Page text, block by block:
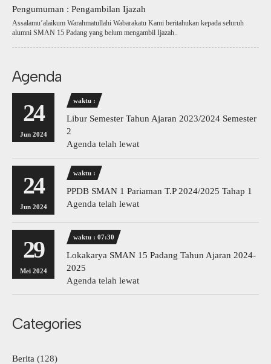
Pengumuman : Pengambilan Ijazah
Assalamu’alaikum Warahmatullahi Wabarakatu Kami beritahukan kepada seluruh
alumni SMAN 15 Padang yang belum mengambil Ijazah..
Agenda
24
Jun 2024
waktu :
Libur Semester Tahun Ajaran 2023/2024 Semester
2
Agenda telah lewat
24
Jun 2024
waktu :
PPDB SMAN 1 Pariaman T.P 2024/2025 Tahap 1
Agenda telah lewat
29
Mei 2024
waktu : 07:30
Lokakarya SMAN 15 Padang Tahun Ajaran 2024-
2025
Agenda telah lewat
Categories
Berita (128)